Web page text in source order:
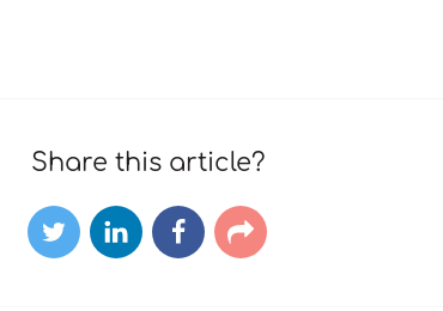
Share this article?
Twitter LinkedInFacebook
E-